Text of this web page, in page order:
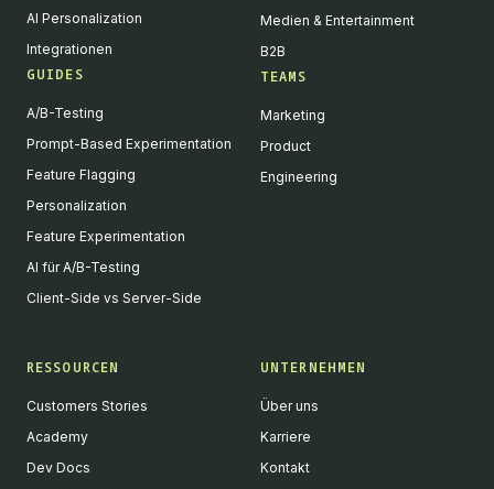
AI Personalization
Integrationen
GUIDES
A/B-Testing
Prompt-Based Experimentation
Feature Flagging
Personalization
Feature Experimentation
AI für A/B-Testing
Client-Side vs Server-Side
Medien & Entertainment
B2B
TEAMS
Marketing
Product
Engineering
RESSOURCEN
Customers Stories
Academy
Dev Docs
UNTERNEHMEN
Über uns
Karriere
Kontakt